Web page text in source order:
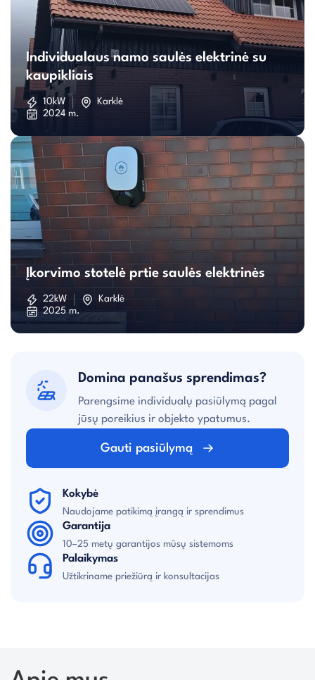
Individualaus
namo
saulės
elektrinė
su
kaupikliais
Individualaus namo saulės elektrinė su
kaupikliais
10kW
Karklė
2024 m.
Įkorvimo
stotelė
Įkorvimo stotelė prtie saulės elektrinės
22kW
Karklė
2025 m.
Domina panašus sprendimas?
Parengsime individualų pasiūlymą pagal
jūsų poreikius ir objekto ypatumus.
Gauti pasiūlymą
Kokybė
Naudojame patikimą įrangą ir sprendimus
Garantija
10–25 metų garantijos mūsų sistemoms
Palaikymas
Užtikriname priežiūrą ir konsultacijas